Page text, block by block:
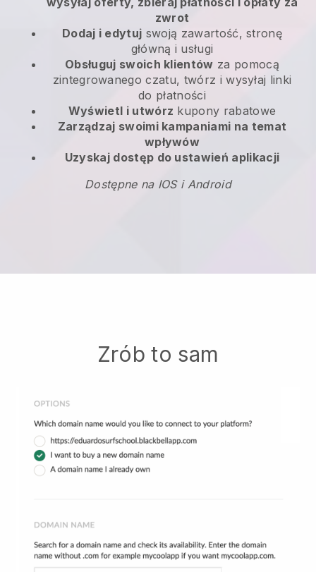
zwrot
Dodaj i edytuj swoją zawartość, stronę
główną i usługi
Obsługuj swoich klientów za pomocą
zintegrowanego czatu, twórz i wysyłaj linki
do płatności
Wyświetl i utwórz kupony rabatowe
Zarządzaj swoimi kampaniami na temat
wpływów
Uzyskaj dostęp do ustawień aplikacji
Dostępne na IOS i Android
Zrób to sam